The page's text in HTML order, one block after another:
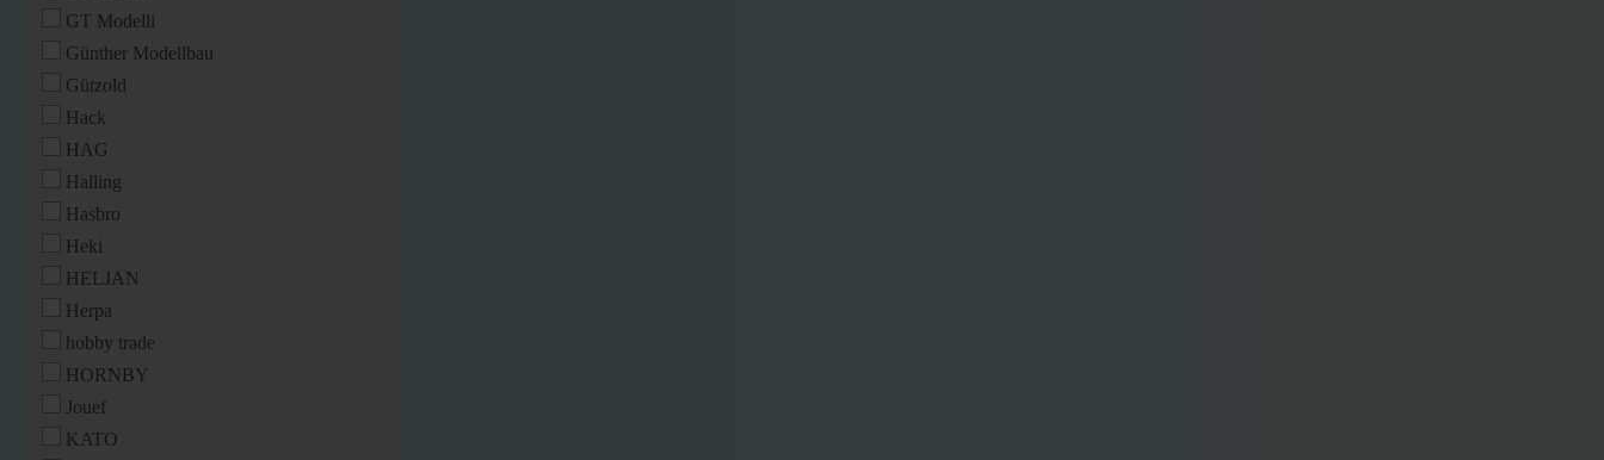
GT Modelli
Günther Modellbau
Gützold
Hack
HAG
Halling
Hasbro
Heki
HELJAN
Herpa
hobby trade
HORNBY
Jouef
KATO